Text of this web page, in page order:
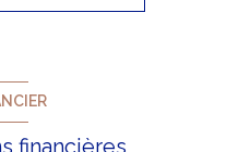
financières